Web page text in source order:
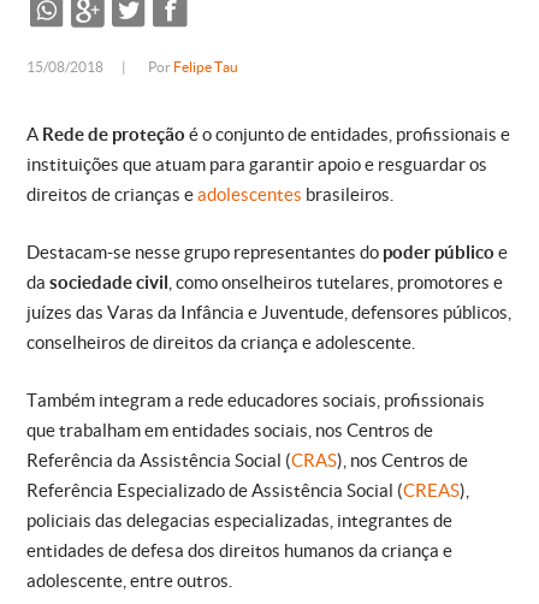
15/08/2018 | Por Felipe Tau
A Rede de proteção é o conjunto de entidades, profissionais e
instituições que atuam para garantir apoio e resguardar os
direitos de crianças eadolescentes brasileiros.
Destacam-se nesse grupo representantes do poder público e
da sociedade civil , como onselheiros tutelares, promotores e
juízes das Varas da Infância e Juventude, defensores públicos,
conselheiros de direitos da criança e adolescente.
Também integram a rede educadores sociais, profissionais
que trabalham em entidades sociais, nos Centros de
Referência da Assistência Social (CRAS), nos Centros de
Referência Especializado de Assistência Social (CREAS),
policiais das delegacias especializadas, integrantes de
entidades de defesa dos direitos humanos da criança e
adolescente, entre outros.